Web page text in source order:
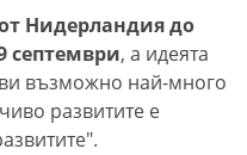
Нидерландия до
септември, а идеята
възможно най-много
развитите е